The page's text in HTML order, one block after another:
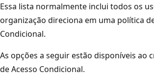
Essa lista normalmente inclui todos os
organização direciona em uma política
Condicional.
As opções a seguir estão disponíveis ao
de Acesso Condicional.